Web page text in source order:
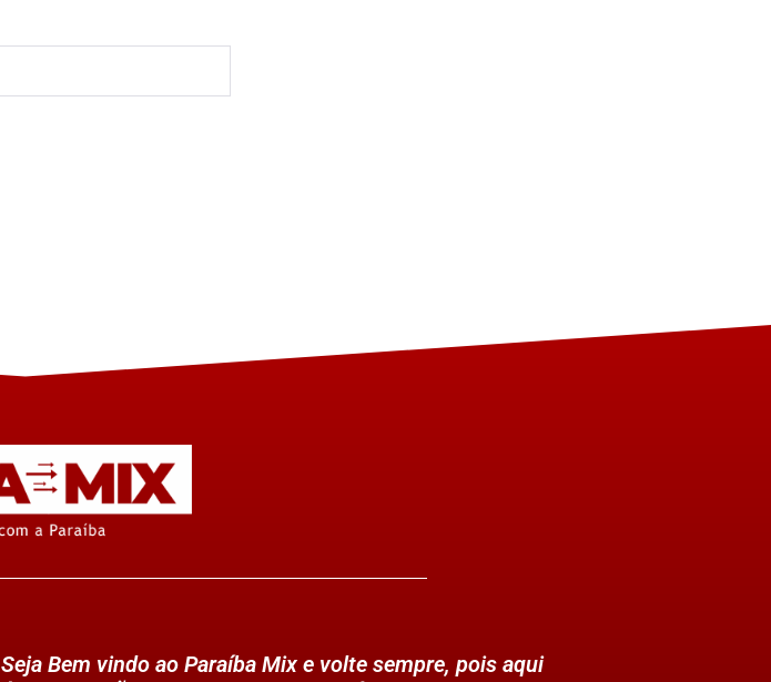
Seja Bem vindo ao Paraíba Mix e volte sempre, pois aqui